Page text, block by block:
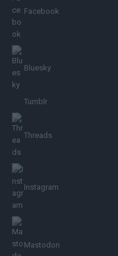
Facebook
Bluesky
Tumblr
Threads
Instagram
Mastodon